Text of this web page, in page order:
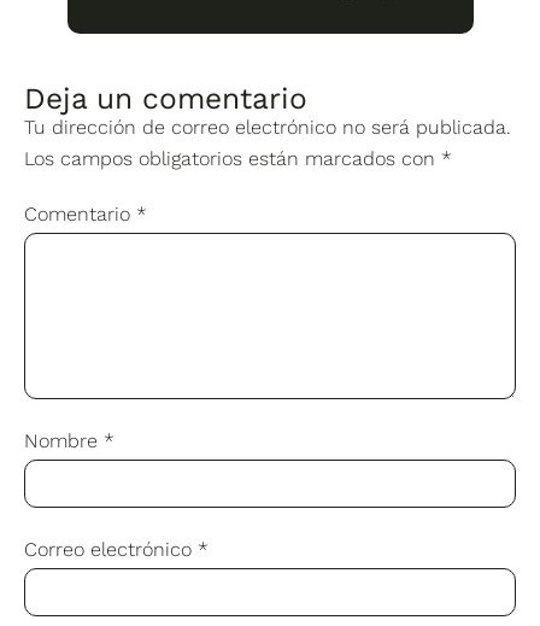
Deja un comentario
Tu dirección de correo electrónico no será publicada.
Los campos obligatorios están marcados con *
Comentario *
Nombre *
Correo electrónico *